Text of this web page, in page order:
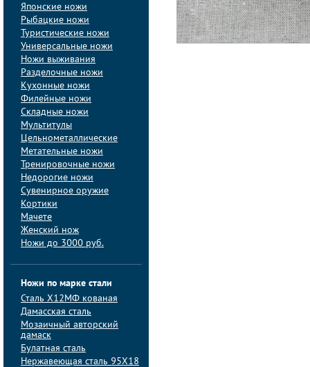
Японские ножи
Рыбацкие ножи
Туристические ножи
Универсальные ножи
Ножи выживания
Разделочные ножи
Кухонные ножи
Филейные ножи
Складные ножи
Мультитулы
Цельнометаллические
Метательные ножи
Тренировочные ножи
Недорогие ножи
Сувенирное оружие
Кортики
Мачете
Женский нож
Ножи до 3000 руб.
Ножи по марке стали
Сталь Х12МФ кованая
Дамасская сталь
Мозаичный авторский
дамаск
Булатная сталь
Нержавеющая сталь 95Х18